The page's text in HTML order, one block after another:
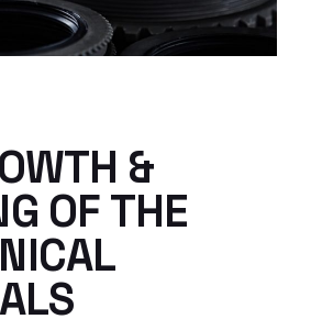
&
OF THE